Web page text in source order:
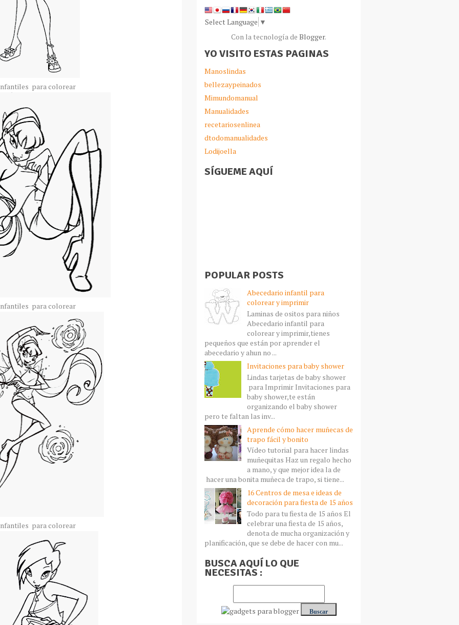
para colorear
para colorear
para colorear
Select Language ▼
Con la tecnología de Blogger.
YO VISITO ESTAS PAGINAS
Manoslindas
bellezaypeinados
Mimundomanual
Manualidades
recetariosenlinea
dtodomanualidades
Lodijoella
SÍGUEME AQUÍ
POPULAR POSTS
Abecedario infantil para
colorear y imprimir
Laminas de ositos para niños
Abecedario infantil para
colorear y imprimir,tienes
pequeños que están por aprender el
abecedario y ahun no ...
Invitaciones para baby shower
Lindas tarjetas de baby shower
para Imprimir Invitaciones para
baby shower,te están
organizando el baby shower
pero te faltan las inv...
Aprende cómo hacer muñecas de
trapo fácil y bonito
Vídeo tutorial para hacer lindas
muñequitas Haz un regalo hecho
a mano, y que mejor idea la de
hacer una bonita muñeca de trapo, si tiene...
16 Centros de mesa e ideas de
decoración para fiesta de 15 años
Todo para tu fiesta de 15 años El
celebrar una fiesta de 15 años,
denota de mucha organización y
planificación, que se debe de hacer con mu...
BUSCA AQUÍ LO QUE
NECESITAS :